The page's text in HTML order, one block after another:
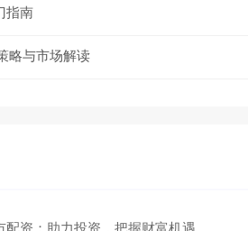
指南
略与市场解读
配资：助力投资，把握财富机遇